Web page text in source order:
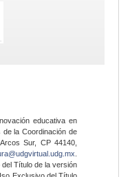
educativa en
la Coordinación de
Sur, CP 44140,
Título de la versión